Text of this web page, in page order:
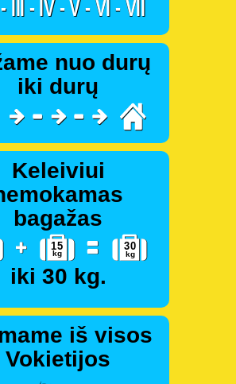
nuo durų
iki durų
Keleiviui
bagažas
iki 30 kg.
iš visos
Vokietijos